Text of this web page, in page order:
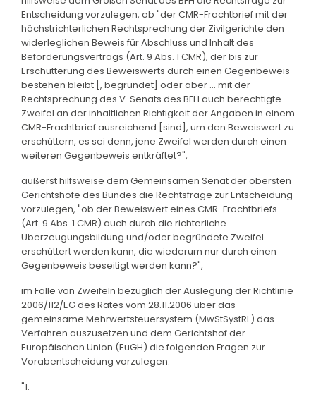
Entscheidung vorzulegen, ob "der CMR-Frachtbrief mit der
höchstrichterlichen Rechtsprechung der Zivilgerichte den
widerleglichen Beweis für Abschluss und Inhalt des
Beförderungsvertrags (Art. 9 Abs. 1 CMR), der bis zur
Erschütterung des Beweiswerts durch einen Gegenbeweis
bestehen bleibt [, begründet] oder aber ... mit der
Rechtsprechung des V. Senats des BFH auch berechtigte
Zweifel an der inhaltlichen Richtigkeit der Angaben in einem
CMR-Frachtbrief ausreichend [sind], um den Beweiswert zu
erschüttern, es sei denn, jene Zweifel werden durch einen
weiteren Gegenbeweis entkräftet?",
äußerst hilfsweise dem Gemeinsamen Senat der obersten
Gerichtshöfe des Bundes die Rechtsfrage zur Entscheidung
vorzulegen, "ob der Beweiswert eines CMR-Frachtbriefs
(Art. 9 Abs. 1 CMR) auch durch die richterliche
Überzeugungsbildung und/oder begründete Zweifel
erschüttert werden kann, die wiederum nur durch einen
Gegenbeweis beseitigt werden kann?",
im Falle von Zweifeln bezüglich der Auslegung der Richtlinie
2006/112/EG des Rates vom 28.11.2006 über das
gemeinsame Mehrwertsteuersystem (MwStSystRL) das
Verfahren auszusetzen und dem Gerichtshof der
Europäischen Union (EuGH) die folgenden Fragen zur
Vorabentscheidung vorzulegen:
"1.